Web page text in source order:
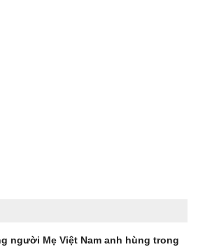
người Mẹ Việt Nam anh hùng trong